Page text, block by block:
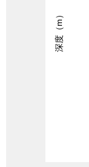
深度（m）